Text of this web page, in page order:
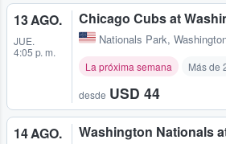
13 AGO.
JUE.
4:05 p. m.
Chicago Cubs at
Nationals Park,
La próxima semana Más de
desde USD 44
14 AGO. Washington Nationals